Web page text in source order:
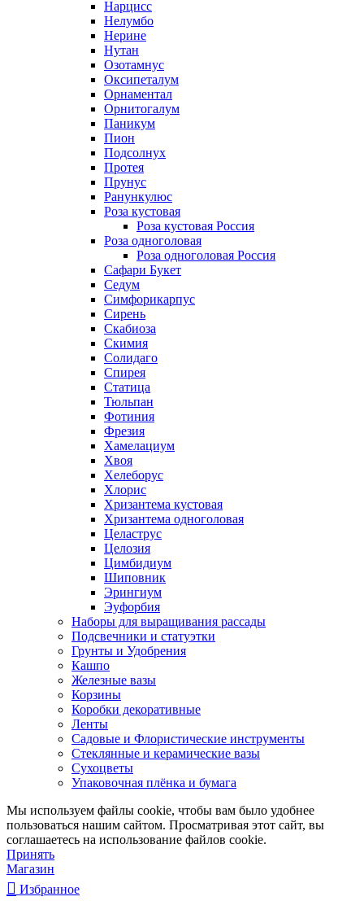
Нарцисс
Нелумбо
Нерине
Нутан
Озотамнус
Оксипеталум
Орнаментал
Орнитогалум
Паникум
Пион
Подсолнух
Протея
Прунус
Ранункулюс
Роза кустовая
Роза кустовая Россия
Роза одноголовая
Роза одноголовая Россия
Сафари Букет
Седум
Симфорикарпус
Сирень
Скабиоза
Скимия
Солидаго
Спирея
Статица
Тюльпан
Фотиния
Фрезия
Хамелациум
Хвоя
Хелеборус
Хлорис
Хризантема кустовая
Хризантема одноголовая
Целаструс
Целозия
Цимбидиум
Шиповник
Эрингиум
Эуфорбия
Наборы для выращивания рассады
Подсвечники и статуэтки
Грунты и Удобрения
Кашпо
Железные вазы
Корзины
Коробки декоративные
Ленты
Садовые и Флористические инструменты
Стеклянные и керамические вазы
Сухоцветы
Упаковочная плёнка и бумага
Мы используем файлы cookie, чтобы вам было удобнее
пользоваться нашим сайтом. Просматривая этот сайт, вы
соглашаетесь на использование файлов cookie.
Принять
Магазин
Избранное